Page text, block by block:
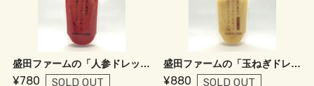
盛田ファームの「人参ドレッシング Pink」
¥780 SOLD OUT
盛田ファームの「玉ねぎドレッシング」
¥880 SOLD OUT